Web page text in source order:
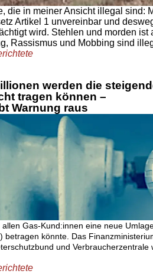
die in meiner Ansicht illegal sind:
Artikel 1 unvereinbar und
wird. Stehlen und morden
Rassismus und Mobbing sind
werden die
tragen können –
Warnung raus
Gas-Kund:innen eine neue
betragen könnte. Das
und